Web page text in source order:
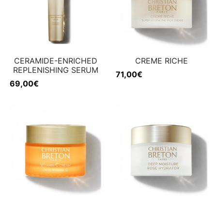
CERAMIDE-ENRICHED
REPLENISHING SERUM
69,00€
CREME RICHE
71,00€